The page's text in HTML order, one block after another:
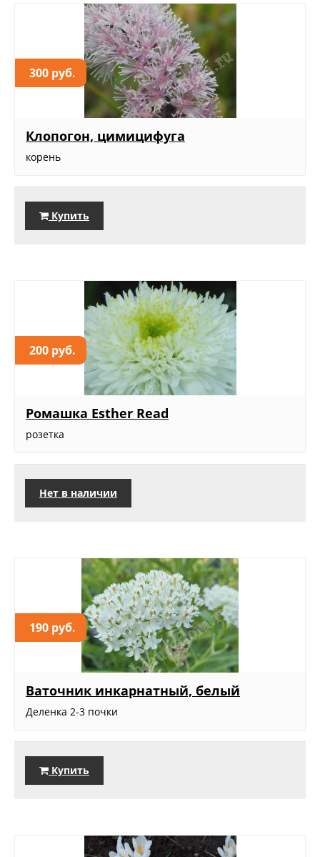
300 руб.
Клопогон, цимицифуга
корень
Купить
200 руб.
Ромашка Esther Read
розетка
Нет в наличии
190 руб.
Ваточник инкарнатный, белый
Деленка 2-3 почки
Купить